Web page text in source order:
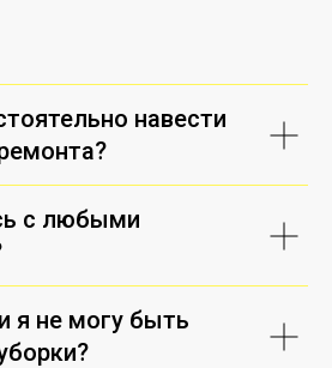
навести
с любыми
я не могу быть